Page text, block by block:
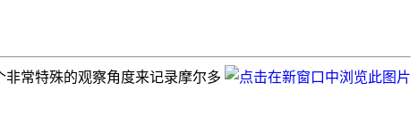
非常特殊的观察角度来记录摩尔多